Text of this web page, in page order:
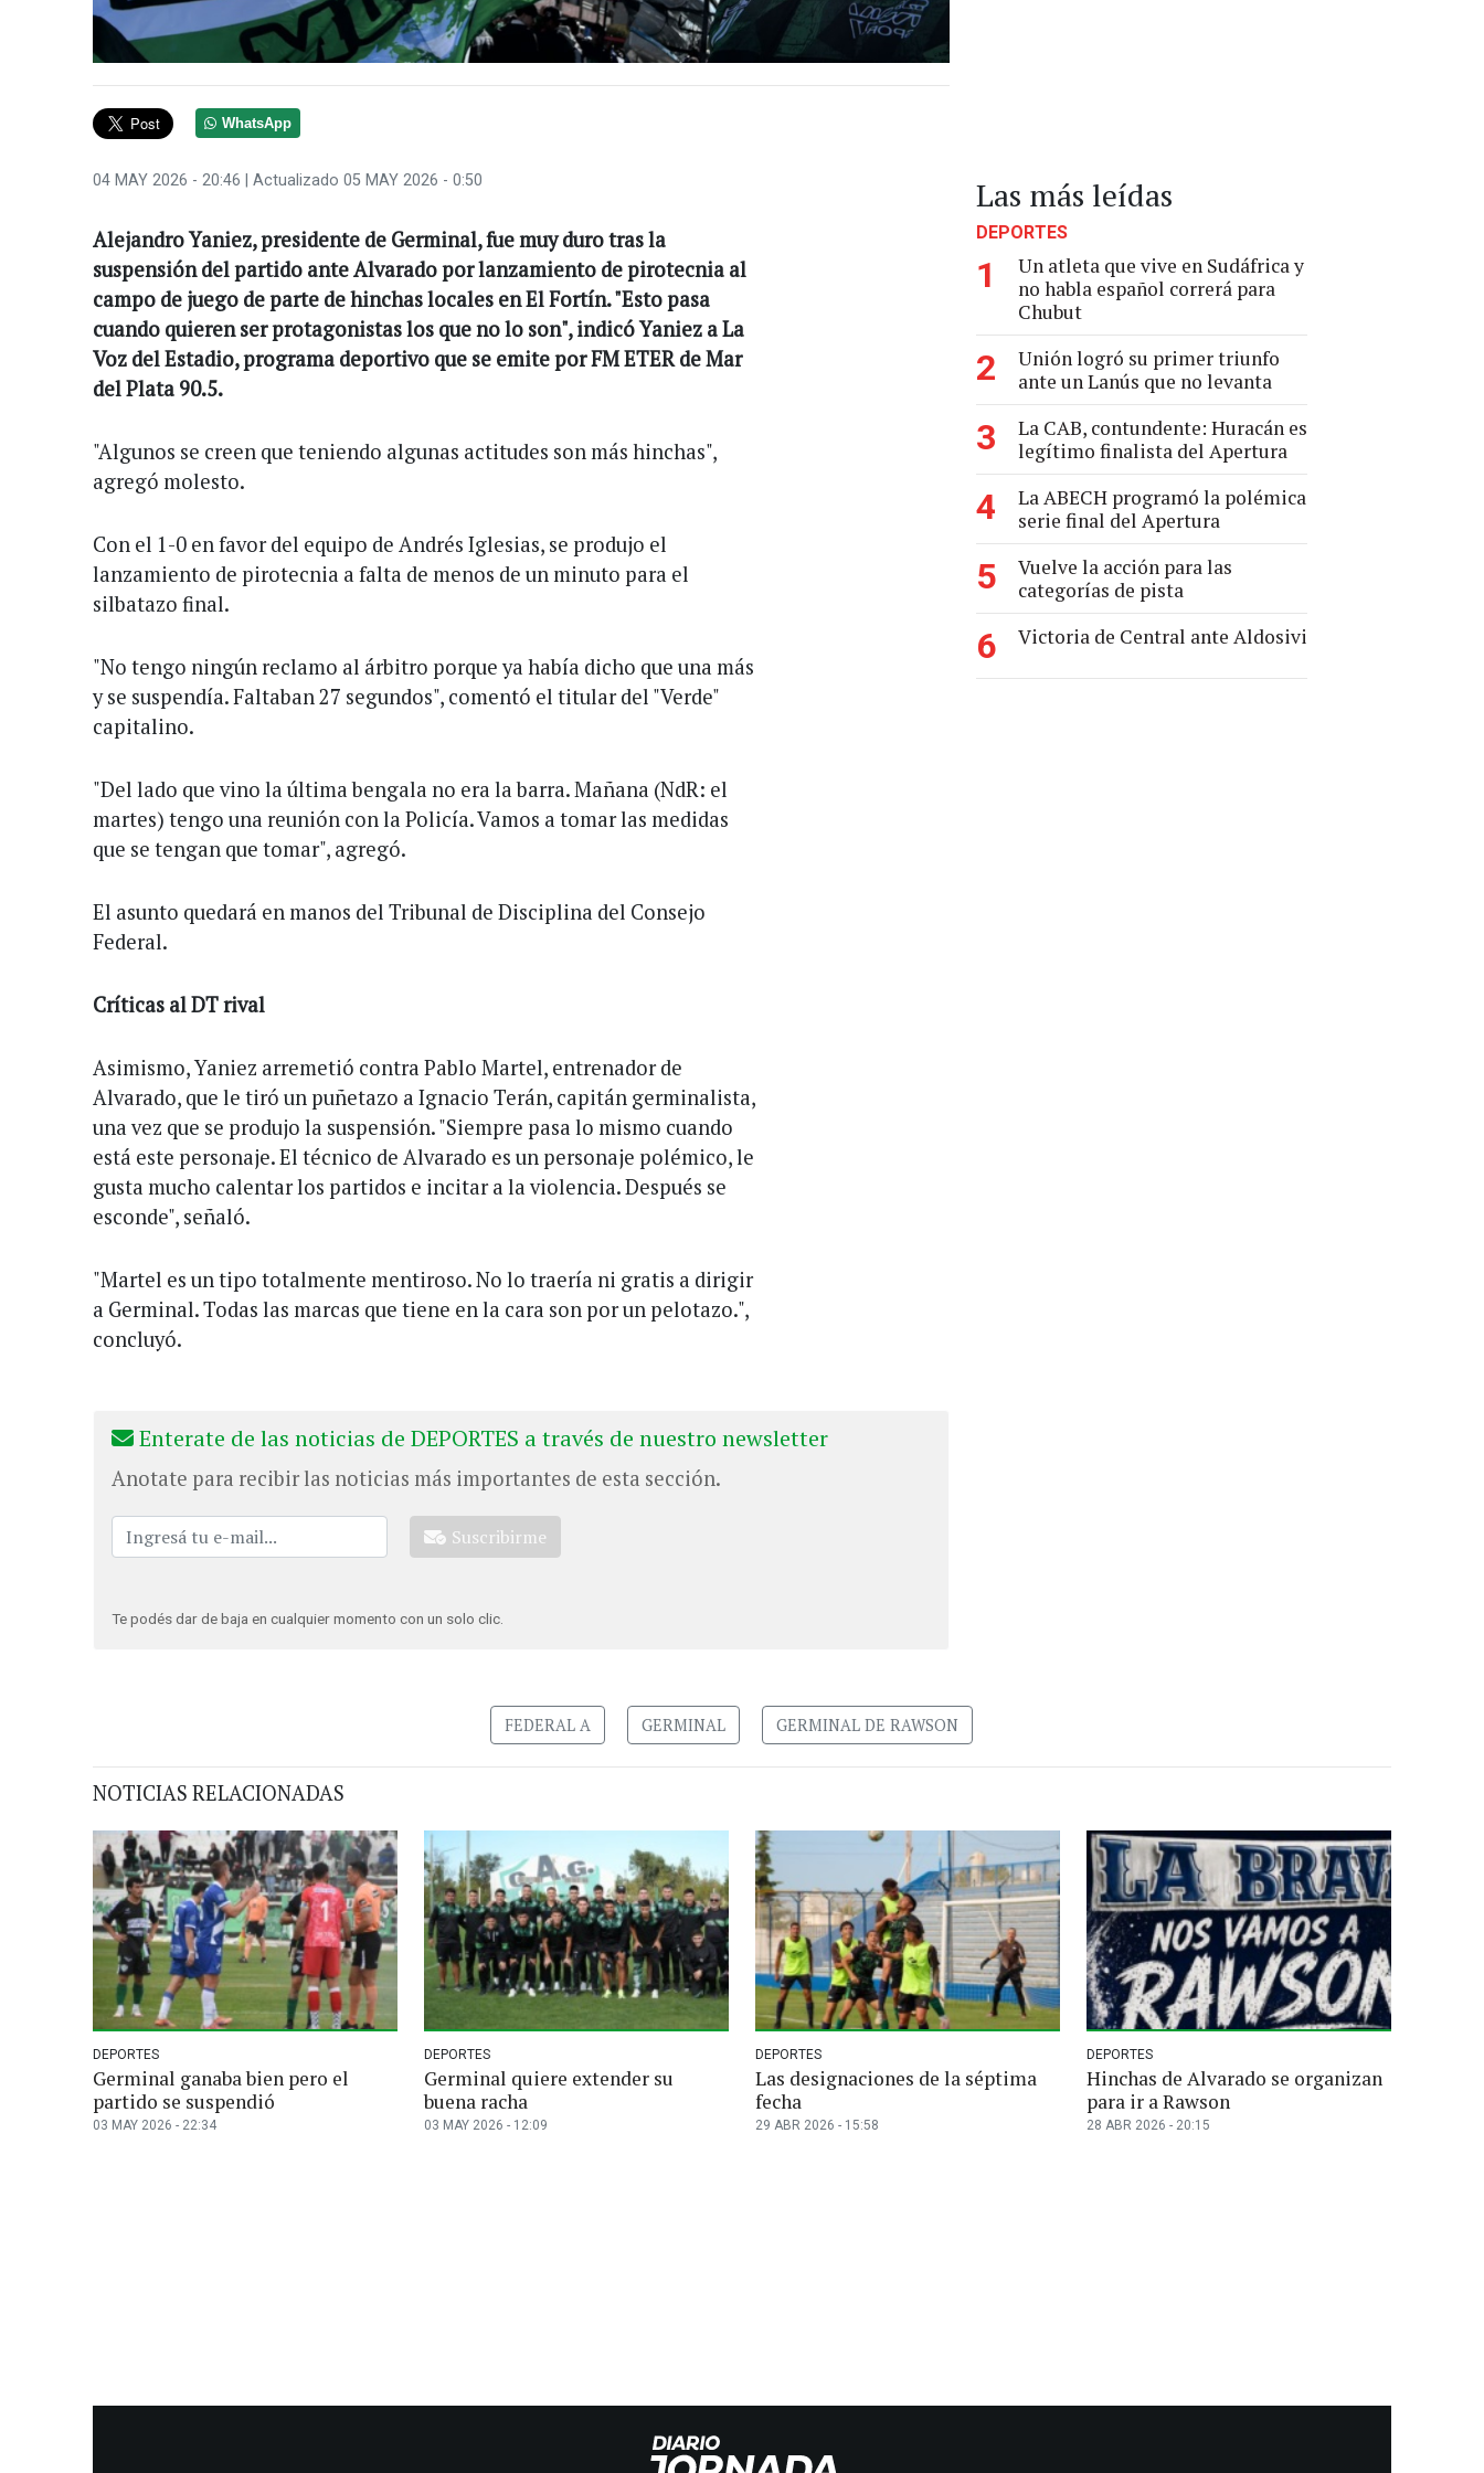
WhatsApp
04 MAY 2026 - 20:46 | Actualizado 05 MAY 2026 - 0:50
Alejandro Yaniez, presidente de Germinal, fue muy duro tras la
suspensión del partido ante Alvarado por lanzamiento de pirotecnia al
campo de juego de parte de hinchas locales en El Fortín. "Esto pasa
cuando quieren ser protagonistas los que no lo son", indicó Yaniez a La
Voz del Estadio, programa deportivo que se emite por FM ETER de Mar
del Plata 90.5.
"Algunos se creen que teniendo algunas actitudes son más hinchas",
agregó molesto.
Con el 1-0 en favor del equipo de Andrés Iglesias, se produjo el
lanzamiento de pirotecnia a falta de menos de un minuto para el
silbatazo final.
"No tengo ningún reclamo al árbitro porque ya había dicho que una más
y se suspendía. Faltaban 27 segundos", comentó el titular del "Verde"
capitalino.
"Del lado que vino la última bengala no era la barra. Mañana (NdR: el
martes) tengo una reunión con la Policía. Vamos a tomar las medidas
que se tengan que tomar", agregó.
El asunto quedará en manos del Tribunal de Disciplina del Consejo
Federal.
Críticas al DT rival
Asimismo, Yaniez arremetió contra Pablo Martel, entrenador de
Alvarado, que le tiró un puñetazo a Ignacio Terán, capitán germinalista,
una vez que se produjo la suspensión. "Siempre pasa lo mismo cuando
está este personaje. El técnico de Alvarado es un personaje polémico, le
gusta mucho calentar los partidos e incitar a la violencia. Después se
esconde", señaló.
"Martel es un tipo totalmente mentiroso. No lo traería ni gratis a dirigir
a Germinal. Todas las marcas que tiene en la cara son por un pelotazo.",
concluyó.
Enterate de las noticias de DEPORTES a través de nuestro newsletter
Anotate para recibir las noticias más importantes de esta sección.
Suscribirme
Te podés dar de baja en cualquier momento con un solo clic.
Las más leídas
DEPORTES
1
Un atleta que vive en Sudáfrica y
no habla español correrá para
Chubut
2
Unión logró su primer triunfo
ante un Lanús que no levanta
3
La CAB, contundente: Huracán es
legítimo finalista del Apertura
4
La ABECH programó la polémica
serie final del Apertura
5
Vuelve la acción para las
categorías de pista
6 Victoria de Central ante Aldosivi
FEDERAL A GERMINAL GERMINAL DE RAWSON
NOTICIAS RELACIONADAS
DEPORTES
Germinal ganaba bien pero el
partido se suspendió
03 MAY 2026 - 22:34
DEPORTES
Germinal quiere extender su
buena racha
03 MAY 2026 - 12:09
DEPORTES
Las designaciones de la séptima
fecha
29 ABR 2026 - 15:58
DEPORTES
Hinchas de Alvarado se organizan
para ir a Rawson
28 ABR 2026 - 20:15